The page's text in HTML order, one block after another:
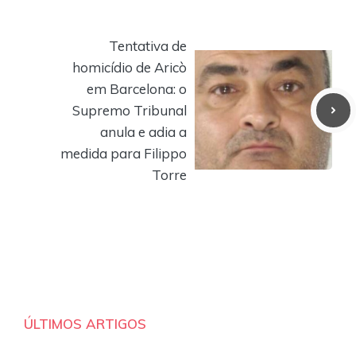
Tentativa de
homicídio de Aricò
em Barcelona: o
Supremo Tribunal
anula e adia a
medida para Filippo
Torre
ÚLTIMOS ARTIGOS